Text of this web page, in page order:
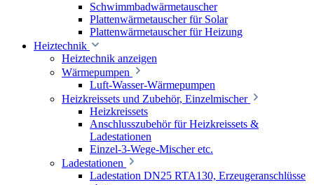
Schwimmbadwärmetauscher
Plattenwärmetauscher für Solar
Plattenwärmetauscher für Heizung
Heiztechnik
Heiztechnik anzeigen
Wärmepumpen
Luft-Wasser-Wärmepumpen
Heizkreissets und Zubehör, Einzelmischer
Heizkreissets
Anschlusszubehör für Heizkreissets &
Ladestationen
Einzel-3-Wege-Mischer etc.
Ladestationen
Ladestation DN25 RTA130, Erzeugeranschlüsse